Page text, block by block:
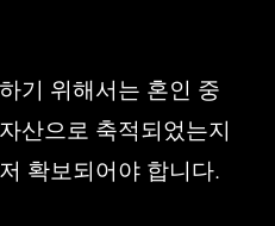
기 위해서는 혼인 중
산으로 축적되었는지
확보되어야 합니다.